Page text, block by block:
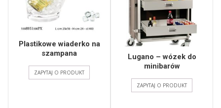
Plastikowe wiaderko na
szampana
ZAPYTAJ O PRODUKT
Lugano – wózek do
minibarów
ZAPYTAJ O PRODUKT